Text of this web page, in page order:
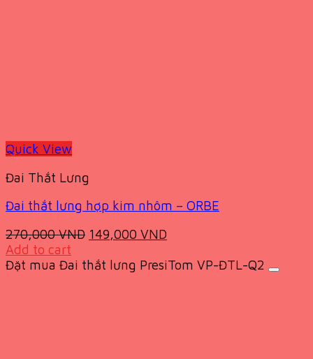
Quick View
Đai Thắt Lưng
Đai thắt lưng hợp kim nhôm – ORBE
270,000VND Original
was:
149,000 VND
is:
Add to cart
Đặt mua Đai thắt lưng PresiTom VP-ĐTL-Q2